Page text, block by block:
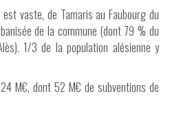
vaste, de Tamaris au Faubourg du
de la commune (dont 79 % du
1/3 de la population alésienne y
M€, dont 52 M€ de subventions de